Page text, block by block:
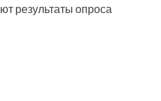
результаты опроса